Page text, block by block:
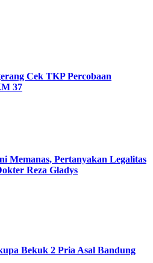
Cek TKP Percobaan
37
Memanas, Pertanyakan Legalitas
Reza Gladys
Bekuk 2 Pria Asal Bandung